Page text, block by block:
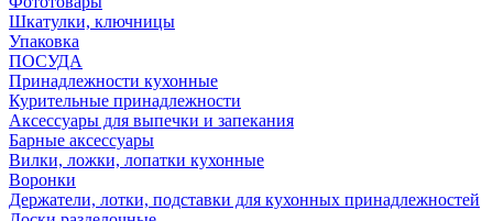
Шкатулки, ключницы
Упаковка
ПОСУДА
Принадлежности кухонные
Курительные принадлежности
Аксессуары для выпечки и запекания
Барные аксессуары
Вилки, ложки, лопатки кухонные
Воронки
Держатели, лотки, подставки для кухонных принадлежностей